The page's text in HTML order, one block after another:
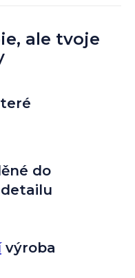
ale tvoje
do
výroba